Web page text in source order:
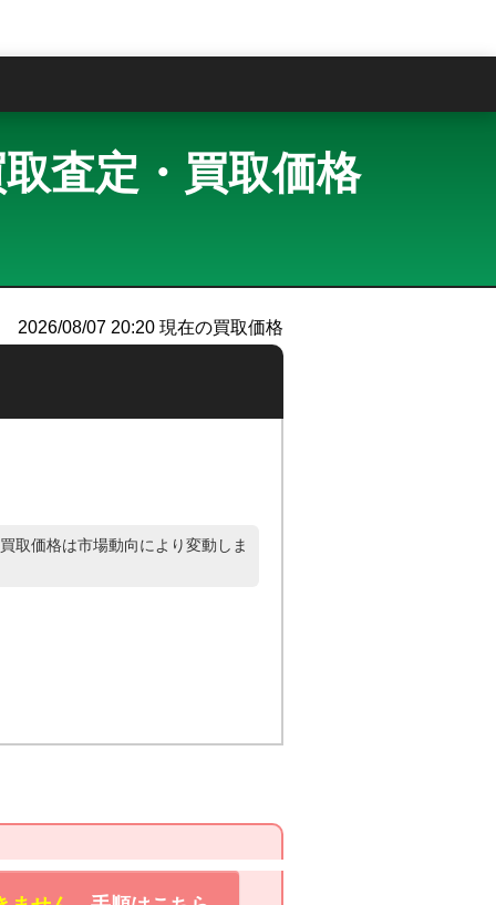
査定・買取価格
2026/08/07 20:20 現在の買取価格
取価格は市場動向により変動しま